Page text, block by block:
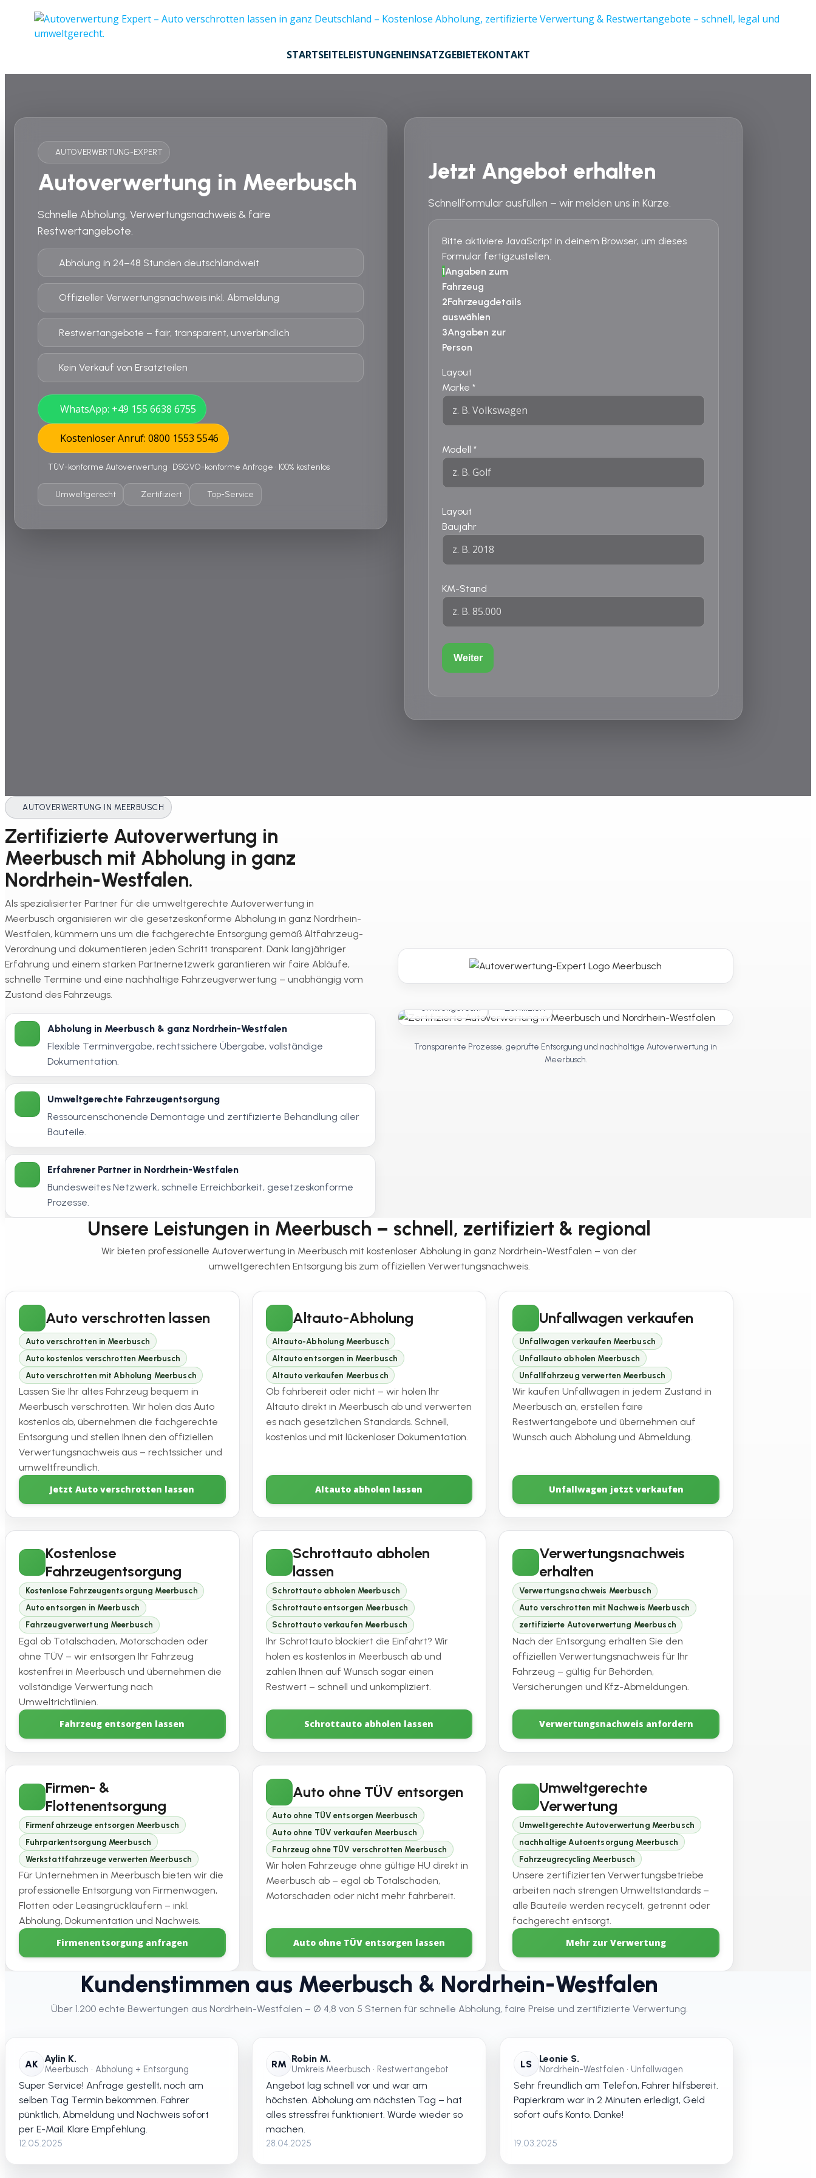
STARTSEITELEISTUNGENEINSATZGEBIETEKONTAKT
AUTOVERWERTUNG-EXPERT
Autoverwertung in Meerbusch
Schnelle Abholung, Verwertungsnachweis & faire
Restwertangebote.
Abholung in 24–48 Stunden deutschlandweit
Offizieller Verwertungsnachweis inkl. Abmeldung
Restwertangebote – fair, transparent, unverbindlich
Kein Verkauf von Ersatzteilen
WhatsApp: +49 155 6638 6755
Kostenloser Anruf: 0800 1553 5546
TÜV-konforme Autoverwertung • DSGVO-konforme Anfrage • 100% kostenlos
Umweltgerecht Zertifiziert Top-Service
Jetzt Angebot erhalten
Schnellformular ausfüllen – wir melden uns in Kürze.
Bitte aktiviere JavaScript in deinem Browser, um dieses
Formular fertigzustellen.
1Angaben zum
Fahrzeug
2Fahrzeugdetails
auswählen
3Angaben zur
Person
Layout
Marke*
Modell*
Layout
Baujahr
KM-Stand
Weiter
AUTOVERWERTUNG IN MEERBUSCH
Zertifizierte Autoverwertung in
Meerbusch mit Abholung in ganz
Nordrhein-Westfalen.
Als spezialisierter Partner für die umweltgerechte Autoverwertung in
Meerbusch organisieren wir die gesetzeskonforme Abholung in ganz Nordrhein-
Westfalen, kümmern uns um die fachgerechte Entsorgung gemäß Altfahrzeug-
Verordnung und dokumentieren jeden Schritt transparent. Dank langjähriger
Erfahrung und einem starken Partnernetzwerk garantieren wir faire Abläufe,
schnelle Termine und eine nachhaltige Fahrzeugverwertung – unabhängig vom
Zustand des Fahrzeugs.
Abholung in Meerbusch & ganz Nordrhein-Westfalen
Flexible Terminvergabe, rechtssichere Übergabe, vollständige
Dokumentation.
Umweltgerechte Fahrzeugentsorgung
Ressourcenschonende Demontage und zertifizierte Behandlung aller
Bauteile.
Erfahrener Partner in Nordrhein-Westfalen
Bundesweites Netzwerk, schnelle Erreichbarkeit, gesetzeskonforme
Prozesse.
Transparente Prozesse, geprüfte Entsorgung und nachhaltige Autoverwertung in
Meerbusch.
Unsere Leistungen in Meerbusch – schnell, zertifiziert & regional
Wir bieten professionelle Autoverwertung in Meerbusch mit kostenloser Abholung in ganz Nordrhein-Westfalen – von der
umweltgerechten Entsorgung bis zum offiziellen Verwertungsnachweis.
Auto verschrotten lassen
Auto verschrotten in Meerbusch
Auto kostenlos verschrotten Meerbusch
Auto verschrotten mit Abholung Meerbusch
Lassen Sie Ihr altes Fahrzeug bequem in
Meerbusch verschrotten. Wir holen das Auto
kostenlos ab, übernehmen die fachgerechte
Entsorgung und stellen Ihnen den offiziellen
Verwertungsnachweis aus – rechtssicher und
umweltfreundlich.
Jetzt Auto verschrotten lassen
Altauto-Abholung
Altauto-Abholung Meerbusch
Altauto entsorgen in Meerbusch
Altauto verkaufen Meerbusch
Ob fahrbereit oder nicht – wir holen Ihr
Altauto direkt in Meerbusch ab und verwerten
es nach gesetzlichen Standards. Schnell,
kostenlos und mit lückenloser Dokumentation.
Altauto abholen lassen
Unfallwagen verkaufen
Unfallwagen verkaufen Meerbusch
Unfallauto abholen Meerbusch
Unfallfahrzeug verwerten Meerbusch
Wir kaufen Unfallwagen in jedem Zustand in
Meerbusch an, erstellen faire
Restwertangebote und übernehmen auf
Wunsch auch Abholung und Abmeldung.
Unfallwagen jetzt verkaufen
Kostenlose
Fahrzeugentsorgung
Kostenlose Fahrzeugentsorgung Meerbusch
Auto entsorgen in Meerbusch
Fahrzeugverwertung Meerbusch
Egal ob Totalschaden, Motorschaden oder
ohne TÜV – wir entsorgen Ihr Fahrzeug
kostenfrei in Meerbusch und übernehmen die
vollständige Verwertung nach
Umweltrichtlinien.
Fahrzeug entsorgen lassen
Schrottauto abholen
lassen
Schrottauto abholen Meerbusch
Schrottauto entsorgen Meerbusch
Schrottauto verkaufen Meerbusch
Ihr Schrottauto blockiert die Einfahrt? Wir
holen es kostenlos in Meerbusch ab und
zahlen Ihnen auf Wunsch sogar einen
Restwert – schnell und unkompliziert.
Schrottauto abholen lassen
Verwertungsnachweis
erhalten
Verwertungsnachweis Meerbusch
Auto verschrotten mit Nachweis Meerbusch
zertifizierte Autoverwertung Meerbusch
Nach der Entsorgung erhalten Sie den
offiziellen Verwertungsnachweis für Ihr
Fahrzeug – gültig für Behörden,
Versicherungen und Kfz-Abmeldungen.
Verwertungsnachweis anfordern
Firmen- &
Flottenentsorgung
Firmenfahrzeuge entsorgen Meerbusch
Fuhrparkentsorgung Meerbusch
Werkstattfahrzeuge verwerten Meerbusch
Für Unternehmen in Meerbusch bieten wir die
professionelle Entsorgung von Firmenwagen,
Flotten oder Leasingrückläufern – inkl.
Abholung, Dokumentation und Nachweis.
Firmenentsorgung anfragen
Auto ohne TÜV entsorgen
Auto ohne TÜV entsorgen Meerbusch
Auto ohne TÜV verkaufen Meerbusch
Fahrzeug ohne TÜV verschrotten Meerbusch
Wir holen Fahrzeuge ohne gültige HU direkt in
Meerbusch ab – egal ob Totalschaden,
Motorschaden oder nicht mehr fahrbereit.
Auto ohne TÜV entsorgen lassen
Umweltgerechte
Verwertung
Umweltgerechte Autoverwertung Meerbusch
nachhaltige Autoentsorgung Meerbusch
Fahrzeugrecycling Meerbusch
Unsere zertifizierten Verwertungsbetriebe
arbeiten nach strengen Umweltstandards –
alle Bauteile werden recycelt, getrennt oder
fachgerecht entsorgt.
Mehr zur Verwertung
Kundenstimmen aus Meerbusch & Nordrhein-Westfalen
Über 1.200 echte Bewertungen aus Nordrhein-Westfalen – Ø 4,8 von 5 Sternen für schnelle Abholung, faire Preise und zertifizierte Verwertung.
AK Aylin K.
Meerbusch • Abholung + Entsorgung
Super Service! Anfrage gestellt, noch am
selben Tag Termin bekommen. Fahrer
pünktlich, Abmeldung und Nachweis sofort
per E-Mail. Klare Empfehlung.
12.05.2025
RM Robin M.
Umkreis Meerbusch • Restwertangebot
Angebot lag schnell vor und war am
höchsten. Abholung am nächsten Tag – hat
alles stressfrei funktioniert. Würde wieder so
machen.
28.04.2025
LS Leonie S.
Nordrhein-Westfalen • Unfallwagen
Sehr freundlich am Telefon, Fahrer hilfsbereit.
Papierkram war in 2 Minuten erledigt, Geld
sofort aufs Konto. Danke!
19.03.2025